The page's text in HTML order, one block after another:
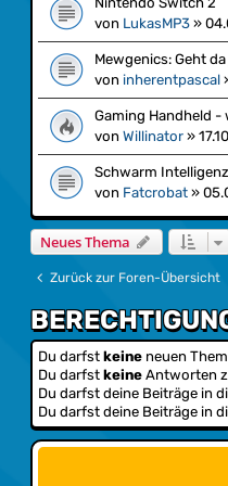
von LukasMP3 »
Mewgenics: Geht
von inherentpascal
Gaming Handheld -
von Willinator »
Schwarm Intelligenz
von Fatcrobat »
Neues Thema
Zurück zur Foren-Übersicht
Du darfst keine neuen
Du darfst keine Antworten
Du darfst deine Beiträge in
Du darfst deine Beiträge in